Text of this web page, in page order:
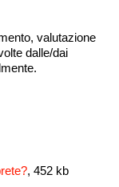
valutazione
dalle/dai
, 452 kb